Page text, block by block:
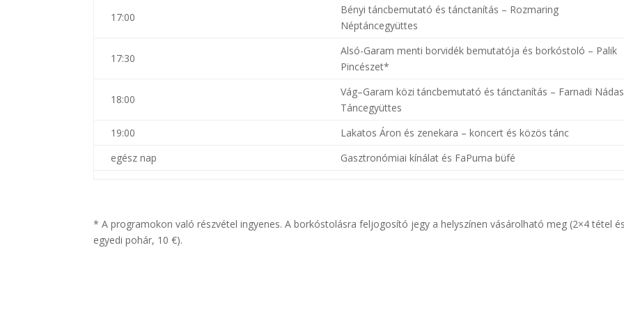
17:00
Bényi táncbemutató és tánctanítás – Rozmaring
Néptáncegyüttes
17:30
Alsó-Garam menti borvidék bemutatója és borkóstoló – Palik
Pincészet*
18:00
Vág–Garam közi táncbemutató és tánctanítás – Farnadi Nádas
Táncegyüttes
19:00
Lakatos Áron és zenekara – koncert és közös tánc
egész nap
Gasztronómiai kínálat és FaPuma büfé
* A programokon való részvétel ingyenes. A borkóstolásra feljogosító jegy a helyszínen vásárolható meg (2×4 tétel
egyedi pohár, 10 €).